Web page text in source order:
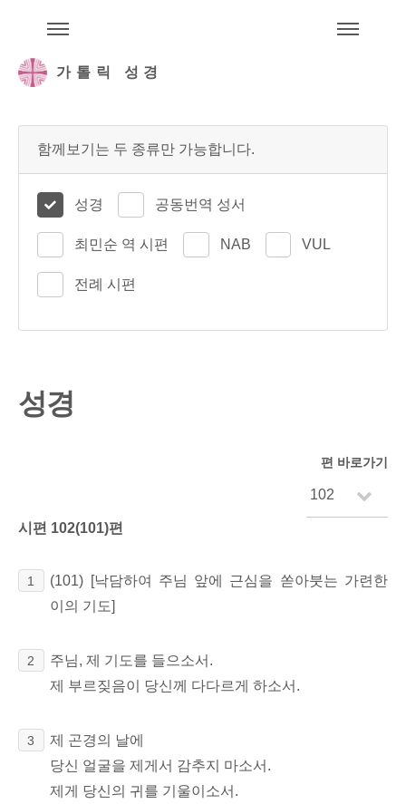
가톨릭 성경
함께보기는 두 종류만 가능합니다.
성경 공동번역 성서
최민순 역 시편 NAB VUL
전례 시편
성경
편 바로가기
시편 102(101)편
1 (101) [낙담하여 주님 앞에 근심을 쏟아붓는 가련한
이의 기도]
2
주님, 제 기도를 들으소서.
제 부르짖음이 당신께 다다르게 하소서.
3
제 곤경의 날에
당신 얼굴을 제게서 감추지 마소서.
제게 당신의 귀를 기울이소서.